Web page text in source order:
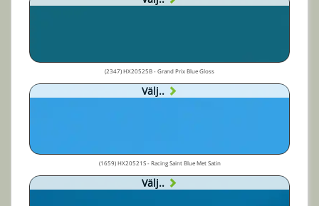
(2347) HX20525B - Grand Prix Blue Gloss
Välj..
(1659) HX20521S - Racing Saint Blue Met Satin
Välj..